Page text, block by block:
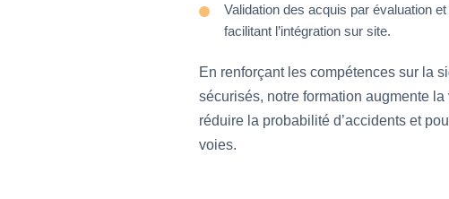
Validation des acquis par évaluation
facilitant l’intégration sur site.
En renforçant les compétences sur la
sécurisés, notre formation augmente
réduire la probabilité d’accidents et
voies.